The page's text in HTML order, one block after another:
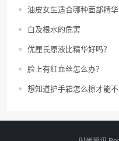
油皮女生适合哪种面部精华
白及根水的危害
优厘氏原液比精华好吗？
脸上有红血丝怎么办？
想知道护手霜怎么擦才能不